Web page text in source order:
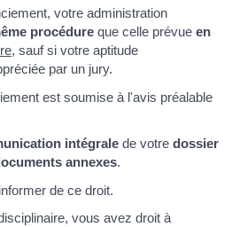
votre administration
procédure que celle prévue en
, sauf si votre aptitude
par un jury.
est soumise à l'avis préalable
intégrale de votre dossier
annexes.
de ce droit.
vous avez droit à